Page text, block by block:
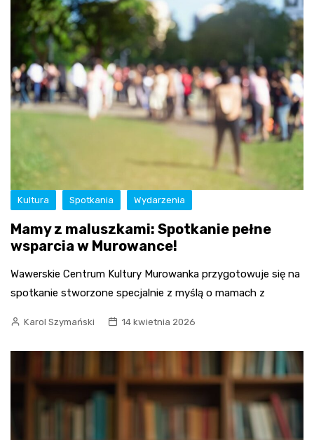
Kultura Spotkania Wydarzenia
Mamy z maluszkami: Spotkanie pełne
wsparcia w Murowance!
Wawerskie Centrum Kultury Murowanka przygotowuje się na
spotkanie stworzone specjalnie z myślą o mamach z
Karol Szymański 14 kwietnia 2026